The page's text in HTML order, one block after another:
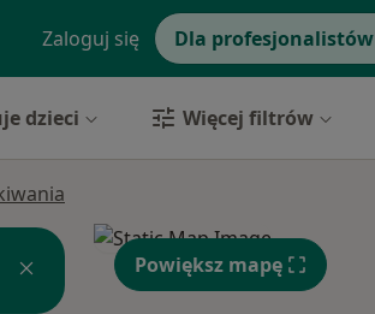
Zaloguj się Dla profesjonalistów
dzieci Więcej filtrów
Powiększ mapę